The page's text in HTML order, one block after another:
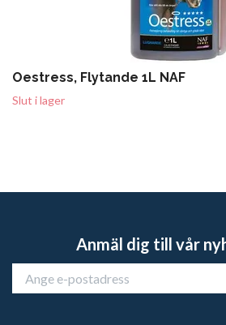
Oestress, Flytande 1L NAF
Slut i lager
Anmäl dig till vår